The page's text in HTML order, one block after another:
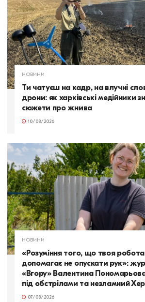
НОВИНИ
Ти чатуєш на кадр, на влучні
дрони: як харківські медійники
сюжети про жнива
10/08/2026
НОВИНИ
«Розуміння того, що твоя
допомагає не опускати рук»:
«Вгору» Валентина
під обстрілами та незламний
07/08/2026